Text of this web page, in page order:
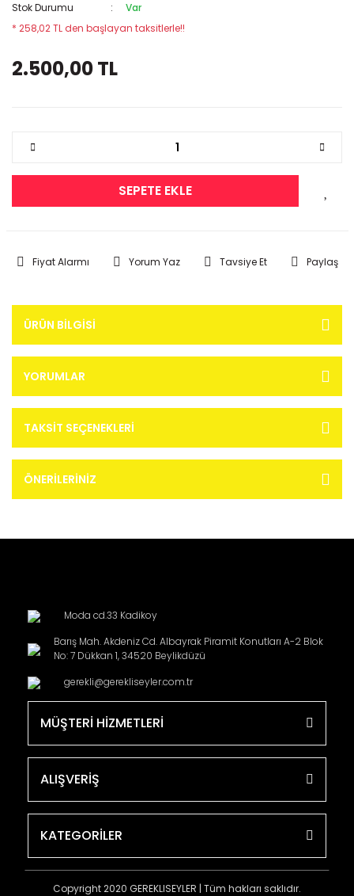
Stok Durumu
Var
* 258,02 TL den başlayan taksitlerle!!
2.500,00 TL
SEPETE EKLE
Fiyat Alarmı Yorum Yaz Tavsiye Et Paylaş
ÜRÜN BILGISI
YORUMLAR
TAKSIT SEÇENEKLERI
ÖNERILERINIZ
Moda cd.33 Kadikoy
Barış Mah. Akdeniz Cd. Albayrak Piramit Konutları A-2 Blok
No: 7 Dükkan 1, 34520 Beylikdüzü
gerekli@gerekliseyler.com.tr
MÜŞTERİ HİZMETLERİ
ALIŞVERİŞ
KATEGORİLER
Copyright 2020 GEREKLISEYLER | Tüm hakları saklıdır.